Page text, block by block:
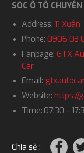
SÓC Ô TÔ
Address: 11
Phone: 0906 03
Fanpage: GTX
Car
Email:
Website: https://
Time: 07:30 -
Chia sẻ :